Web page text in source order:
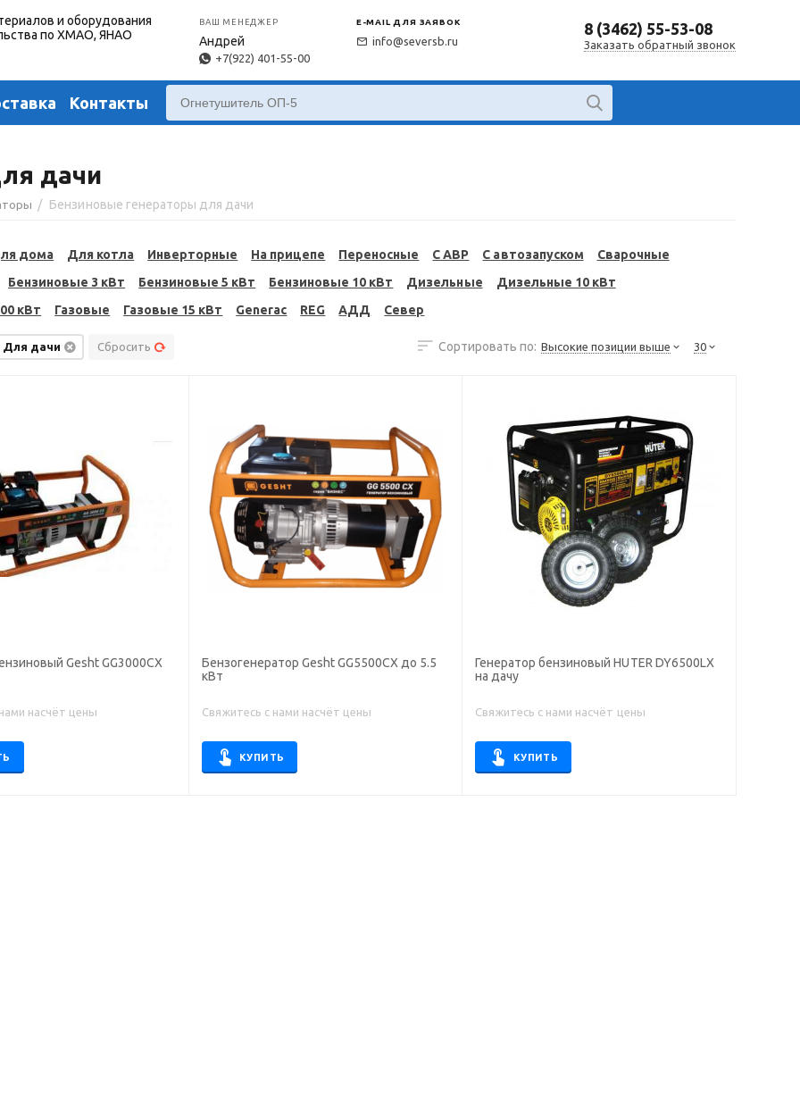
и оборудования
по ХМАО, ЯНАО
ВАШ МЕНЕДЖЕР
Андрей
+7(922) 401-55-00
E-MAIL ДЛЯ ЗАЯВОК
info@seversb.ru
8 (3462) 55-53-08
Заказать обратный звонок
Контакты
дачи
/ Бензиновые генераторы для дачи
дома Для котла Инверторные На прицепе Переносные С АВР С автозапуском
Сварочные
Бензиновые 3 кВт Бензиновые 5 кВт Бензиновые 10 кВт Дизельные
Дизельные 10 кВт
кВт
Газовые Газовые 15 кВт Generac REG АДД Север
Для дачи Сбросить Сортировать по: Высокие позиции выше 30
Gesht GG3000CX
насчёт цены
Бензогенератор Gesht GG5500CX до 5.5
кВт
Свяжитесь с нами насчёт цены
КУПИТЬ
Генератор бензиновый HUTER DY6500LX
на дачу
Свяжитесь с нами насчёт цены
КУПИТЬ